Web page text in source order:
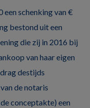
een schenking van €
bestond uit een
die zij in 2016 bij
van haar eigen
destijds
de notaris
conceptakte) een